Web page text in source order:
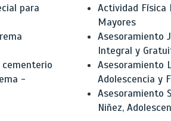
para
-
Actividad Física
Mayores
Asesoramiento
Integral y
Asesoramiento
Adolescencia y
Asesoramiento
Niñez,